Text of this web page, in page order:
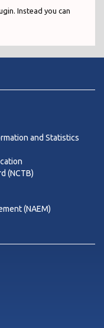
Instead you can
and Statistics
(NCTB)
(NAEM)